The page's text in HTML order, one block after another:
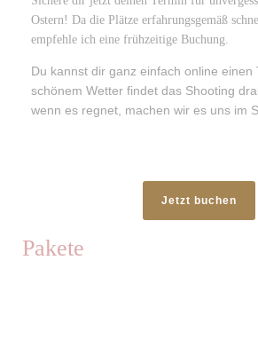
Ostern! Da die Plätze erfahrungsgemäß
empfehle ich eine frühzeitige Buchung.
Du kannst dir ganz einfach online einen
schönem Wetter findet das Shooting
wenn es regnet, machen wir es uns im
Jetzt buchen
Pakete